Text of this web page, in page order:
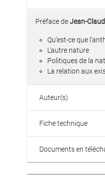
Préface deJean-
Qu'est-ce que
L'autre nature
Politiques de la
La relation aux
Auteur(s)
Fiche technique
Documents en